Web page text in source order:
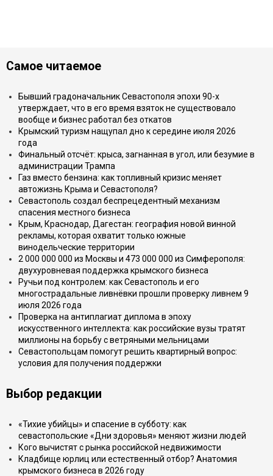
Самое читаемое
Бывший градоначальник Севастополя эпохи 90-х
утверждает, что в его время взяток не существовало
вообще и бизнес работал без откатов
Крымский туризм нащупал дно к середине июля 2026
года
Финальный отсчёт: крыса, загнанная в угол, или безумие в
администрации Трампа
Газ вместо бензина: как топливный кризис меняет
автожизнь Крыма и Севастополя?
Севастополь создал беспрецедентный механизм
спасения местного бизнеса
Крым, Краснодар, Дагестан: география новой винной
рекламы, которая охватит только южные
винодельческие территории
2 000 000 000 из Москвы и 473 000 000 из Симферополя:
двухуровневая поддержка крымского бизнеса
Ручьи под контролем: как Севастополь и его
многострадальные ливнёвки прошли проверку ливнем 9
июля 2026 года
Проверка на антиплагиат диплома в эпоху
искусственного интеллекта: как российские вузы тратят
миллионы на борьбу с ветряными мельницами
Севастопольцам помогут решить квартирный вопрос:
условия для получения поддержки
Выбор редакции
«Тихие убийцы» и спасение в субботу: как
севастопольские «Дни здоровья» меняют жизни людей
Кого вычистят с рынка российской недвижимости
Кладбище юрлиц или естественный отбор? Анатомия
крымского бизнеса в 2026 году